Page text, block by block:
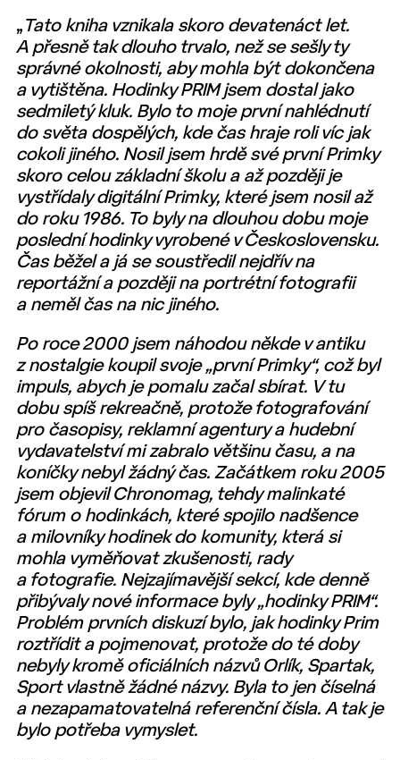
„ Tato kniha vznikala skoro devatenáct let.
A přesně tak dlouho trvalo, než se sešly ty
správné okolnosti, aby mohla být dokončena
a vytištěna. Hodinky PRIM jsem dostal jako
sedmiletý kluk. Bylo to moje první nahlédnutí
do světa dospělých, kde čas hraje roli víc jak
cokoli jiného. Nosil jsem hrdě své první Primky
skoro celou základní školu a až později je
vystřídaly digitální Primky, které jsem nosil až
do roku 1986. To byly na dlouhou dobu moje
poslední hodinky vyrobené v Československu.
Čas běžel a já se soustředil nejdřív na
reportážní a později na portrétní fotografii
a neměl čas na nic jiného.
Po roce 2000 jsem náhodou někde v antiku
z nostalgie koupil svoje „první Primky“, což byl
impuls, abych je pomalu začal sbírat. V tu
dobu spíš rekreačně, protože fotografování
pro časopisy, reklamní agentury a hudební
vydavatelství mi zabralo většinu času, a na
koníčky nebyl žádný čas. Začátkem roku 2005
jsem objevil Chronomag, tehdy malinkaté
fórum o hodinkách, které spojilo nadšence
a milovníky hodinek do komunity, která si
mohla vyměňovat zkušenosti, rady
a fotografie. Nejzajímavější sekcí, kde denně
přibývaly nové informace byly „hodinky PRIM“.
Problém prvních diskuzí bylo, jak hodinky Prim
roztřídit a pojmenovat, protože do té doby
nebyly kromě oficiálních názvů Orlík, Spartak,
Sport vlastně žádné názvy. Byla to jen číselná
a nezapamatovatelná referenční čísla. A tak je
bylo potřeba vymyslet.